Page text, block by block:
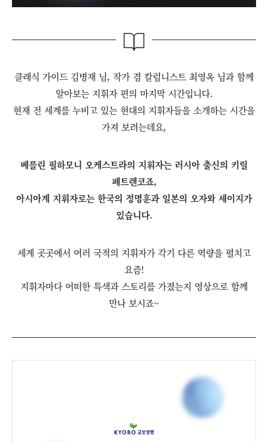
클래식 가이드 김병재 님, 작가 겸 칼럼니스트 최영옥 님과 함께
알아보는 지휘자 편의 마지막 시간입니다.
현재 전 세계를 누비고 있는 현대의 지휘자들을 소개하는 시간을
가져 보려는데요,
베를린 필하모니 오케스트라의 지휘자는 러시아 출신의 키릴
페트렌코죠,
아시아계 지휘자로는 한국의 정명훈과 일본의 오자와 세이지가
있습니다.
세계 곳곳에서 여러 국적의 지휘자가 각기 다른 역량을 펼치고
요즘!
지휘자마다 어떠한 특색과 스토리를 가졌는지 영상으로 함께
만나 보시죠~